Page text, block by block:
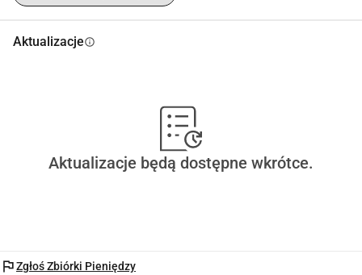
Aktualizacjeinfo
Aktualizacje będą dostępne wkrótce.
flagZgłoś Zbiórki Pieniędzy